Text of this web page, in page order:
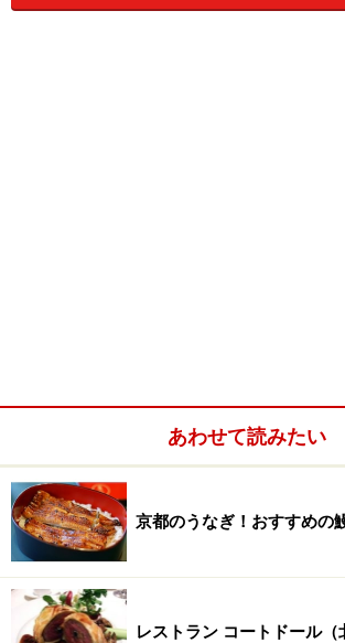
あわせて読みたい
京都のうなぎ！おすすめの
レストラン コートドール（